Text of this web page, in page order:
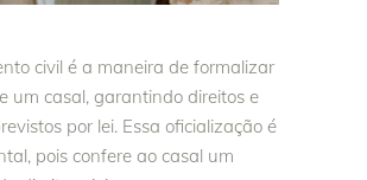
civil é a maneira de formalizar
um casal, garantindo direitos e
por lei. Essa oficialização é
pois confere ao casal um